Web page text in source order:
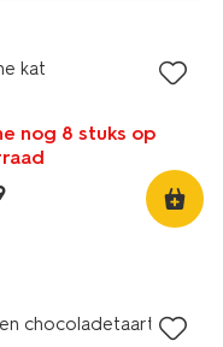
kat
nog 8 stuks op
chocoladetaart